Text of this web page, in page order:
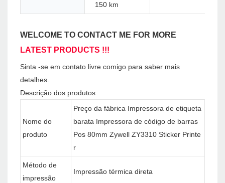
150 km
WELCOME TO CONTACT ME FOR MORE
LATEST PRODUCTS !!!
Sinta -se em contato livre comigo para saber mais
detalhes.
Descrição dos produtos
Nome do
produto
Preço da fábrica Impressora de etiqueta
barata Impressora de código de barras
Pos 80mm Zywell ZY3310 Sticker Printe
r
Método de
impressão
Impressão térmica direta